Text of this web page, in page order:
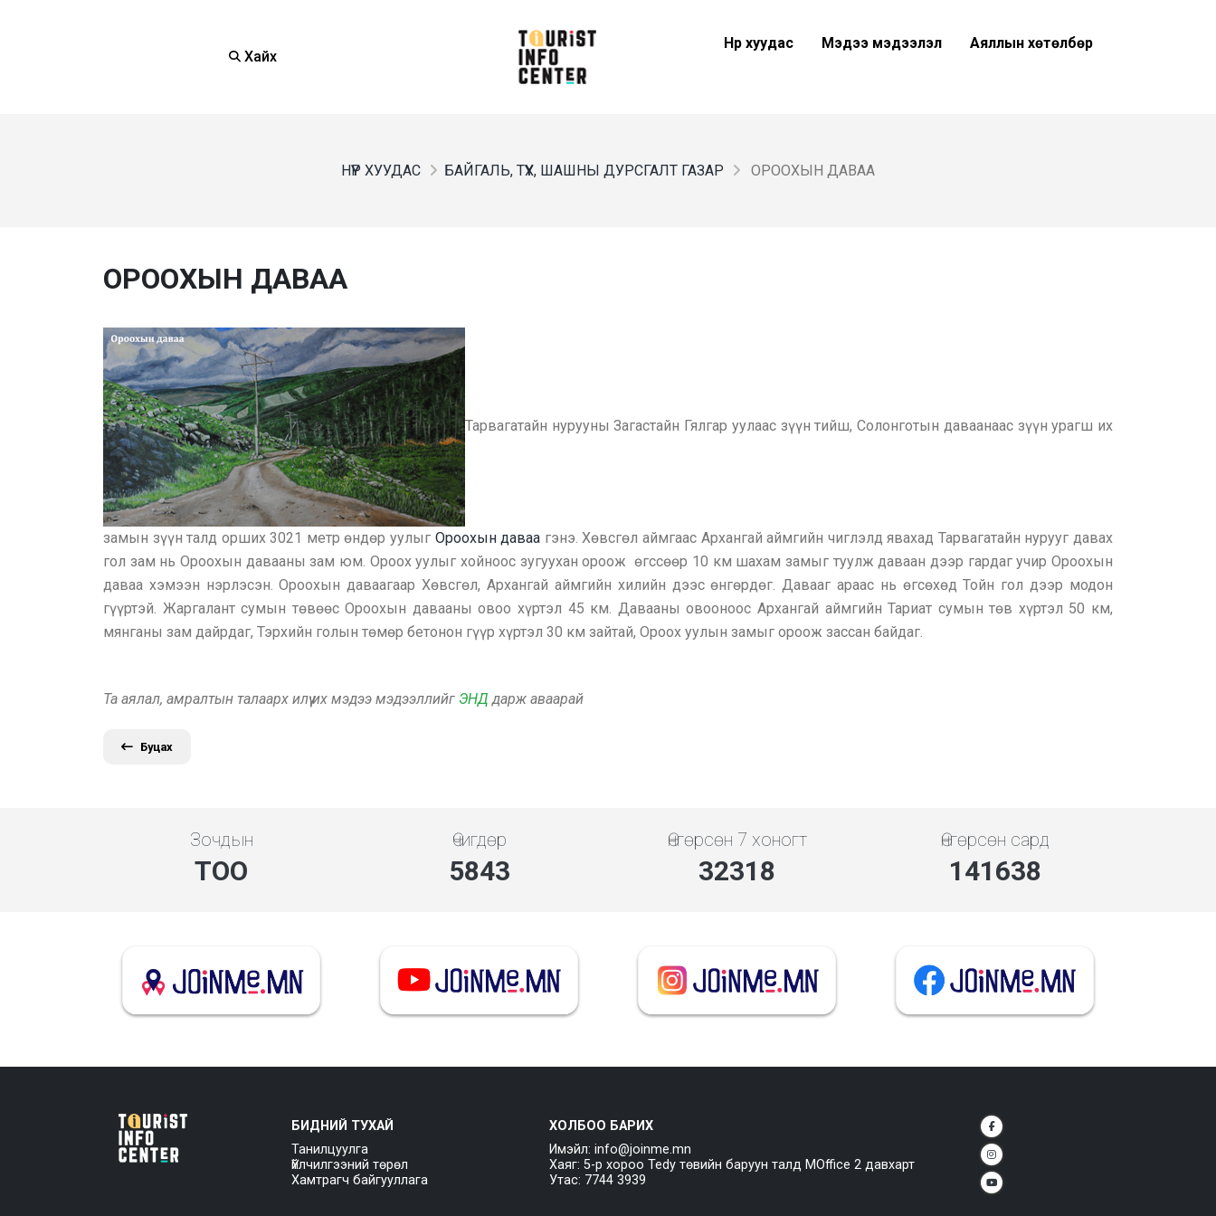
Хайх
Нүүр хуудас Мэдээ мэдээлэл Аяллын хөтөлбөр
НҮҮР ХУУДАС БАЙГАЛЬ, ТҮҮХ, ШАШНЫ ДУРСГАЛТ ГАЗАР ОРООХЫН ДАВАА
ОРООХЫН ДАВАА
Тарвагатайн нурууны Загастайн Гялгар уулаас зүүн тийш, Солонготын даваанаас зүүн урагш их
замын зүүн талд орших 3021 метр өндөр уулыг Ороохын даваа гэнэ. Хөвсгөл аймгаас Архангай аймгийн чиглэлд явахад Тарвагатайн нурууг давах
гол зам нь Ороохын давааны зам юм. Ороох уулыг хойноос зугуухан ороож өгссөөр 10 км шахам замыг туулж даваан дээр гардаг учир Ороохын
даваа хэмээн нэрлэсэн. Ороохын даваагаар Хөвсгөл, Архангай аймгийн хилийн дээс өнгөрдөг. Давааг араас нь өгсөхөд Тойн гол дээр модон
гүүртэй. Жаргалант сумын төвөөс Ороохын давааны овоо хүртэл 45 км. Давааны овооноос Архангай аймгийн Тариат сумын төв хүртэл 50 км,
мянганы зам дайрдаг, Тэрхийн голын төмөр бетонон гүүр хүртэл 30 км зайтай, Ороох уулын замыг ороож зассан байдаг.
Та аялал, амралтын талаарх илүү их мэдээ мэдээллийг ЭНД дарж аваарай
Буцах
Зочдын
ТОО
Өчигдөр
5843
Өнгөрсөн 7 хоногт
32318
Өнгөрсөн сард
141638
БИДНИЙ ТУХАЙ
Танилцуулга
Үйлчилгээний төрөл
Хамтрагч байгууллага
ХОЛБОО БАРИХ
Имэйл: info@joinme.mn
Хаяг: 5-р хороо Tedy төвийн баруун талд MOffice 2 давхарт
Утас: 7744 3939